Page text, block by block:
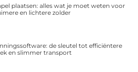
plaatsen: alles wat je moet weten voor
en lichtere zolder
de sleutel tot efficiëntere
en slimmer transport